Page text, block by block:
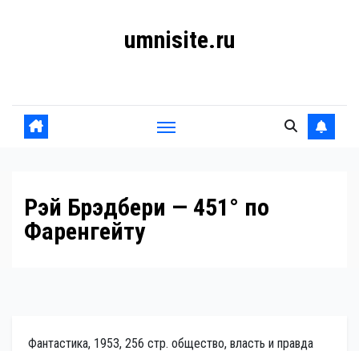
umnisite.ru
Рэй Брэдбери — 451° по
Фаренгейту
Фантастика, 1953, 256 стр. общество, власть и правда